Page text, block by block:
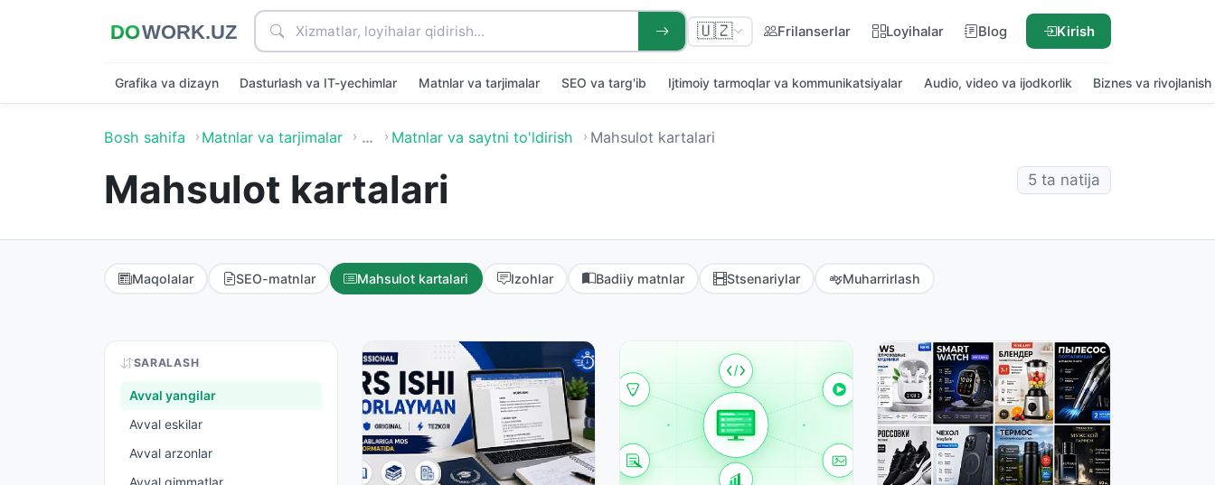
🇺🇿 Frilanserlar Loyihalar Blog Kirish
Grafika va dizayn Dasturlash va IT-yechimlar Matnlar va tarjimalar SEO va targ'ib Ijtimoiy tarmoqlar va kommunikatsiyalar Audio, video va ijodkorlik Biznes va rivojlanish
Bosh sahifa Matnlar va tarjimalar … Matnlar va saytni to'ldirish Mahsulot kartalari
Mahsulot kartalari 5 ta natija
Maqolalar SEO-matnlar Mahsulot kartalari Izohlar Badiiy matnlar Stsenariylar Muharrirlash
SARALASH
Avval yangilar
Avval eskilar
Avval arzonlar
Avval qimmatlar